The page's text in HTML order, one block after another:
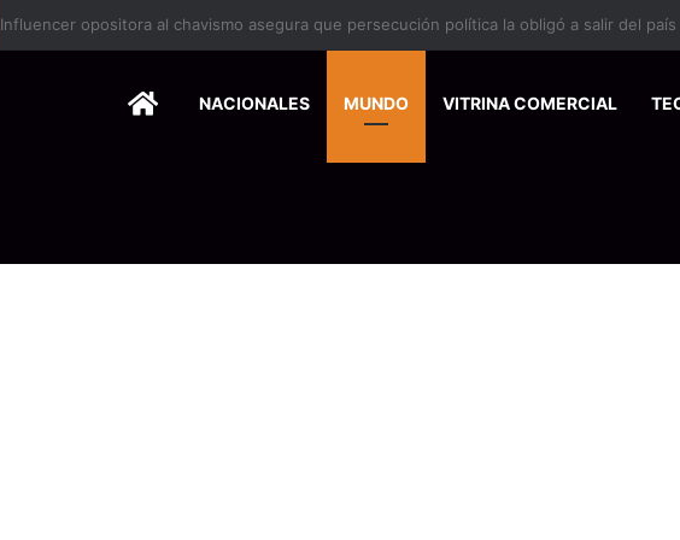
Industria plástica se suma a la economía circular
HOMENACIONALES MUNDO VITRINA COMERCIAL